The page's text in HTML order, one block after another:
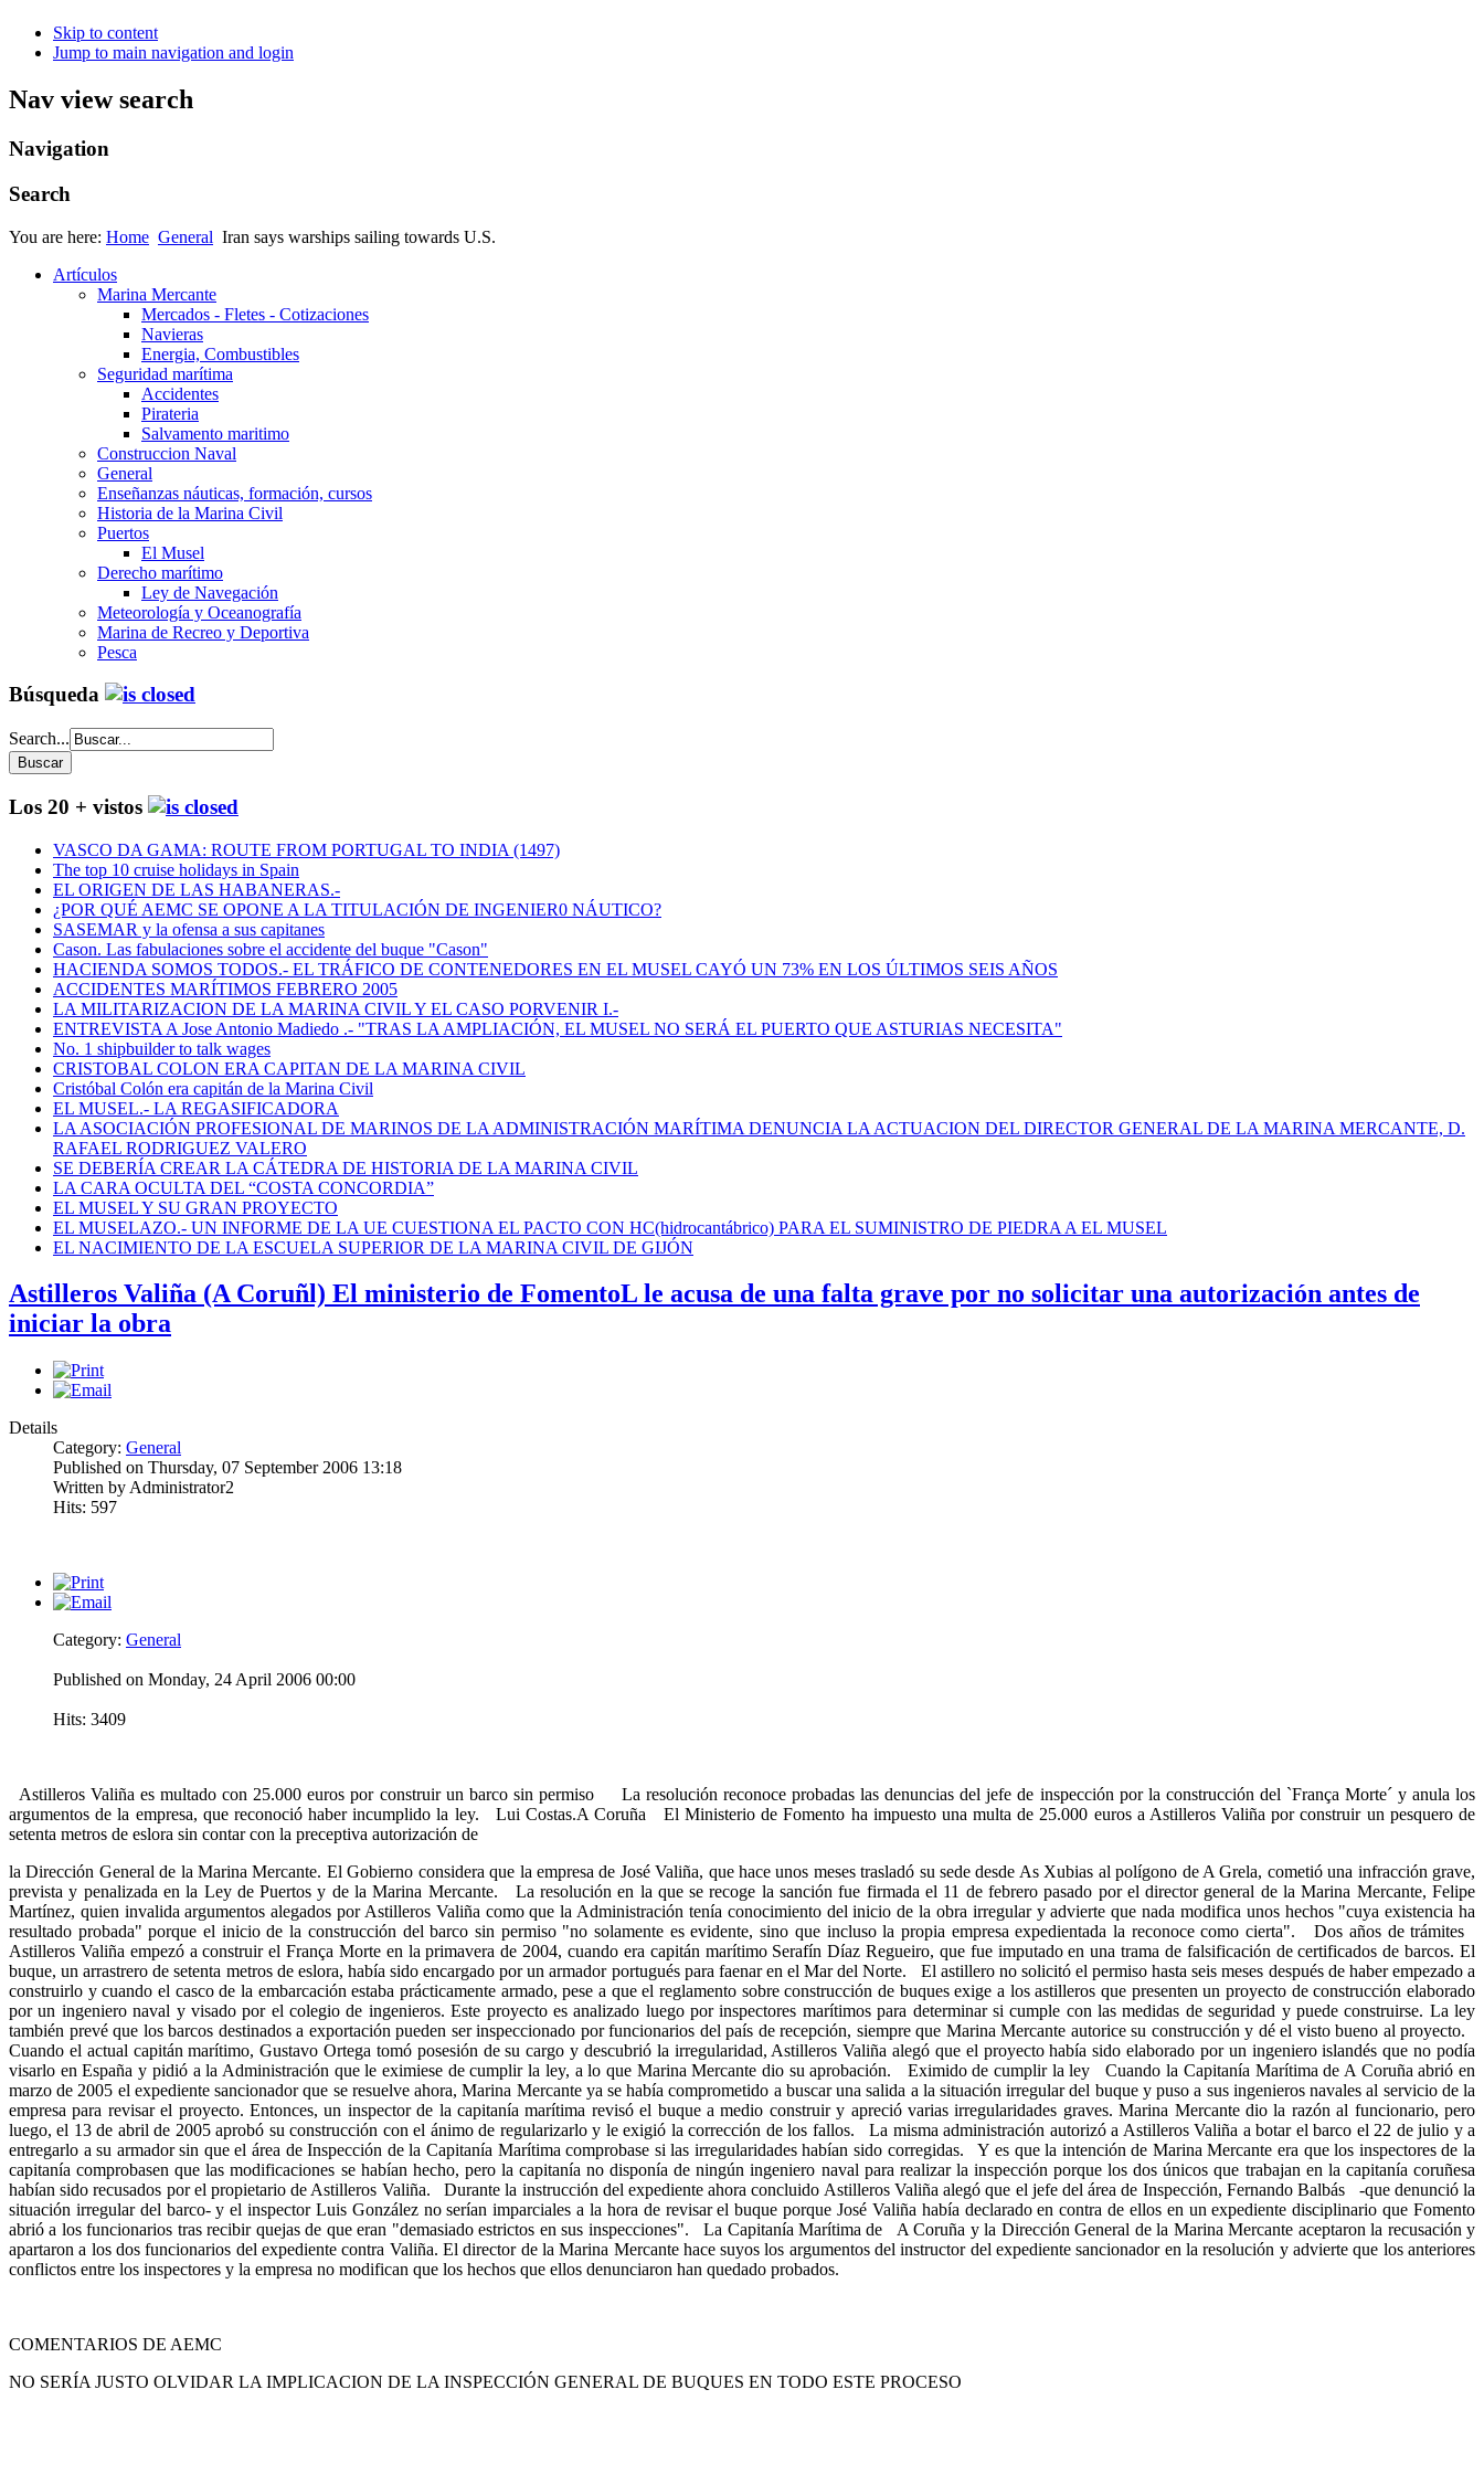
Skip to content
Jump to main navigation and login
Nav view search
Navigation
Search
You are here: Home General Iran says warships sailing towards U.S.
Artículos
Marina Mercante
Mercados - Fletes - Cotizaciones
Navieras
Energia, Combustibles
Seguridad marítima
Accidentes
Pirateria
Salvamento maritimo
Construccion Naval
General
Enseñanzas náuticas, formación, cursos
Historia de la Marina Civil
Puertos
El Musel
Derecho marítimo
Ley de Navegación
Meteorología y Oceanografía
Marina de Recreo y Deportiva
Pesca
Búsqueda
Search...
Los 20 + vistos
VASCO DA GAMA: ROUTE FROM PORTUGAL TO INDIA (1497)
The top 10 cruise holidays in Spain
EL ORIGEN DE LAS HABANERAS.-
¿POR QUÉ AEMC SE OPONE A LA TITULACIÓN DE INGENIER0 NÁUTICO?
SASEMAR y la ofensa a sus capitanes
Cason. Las fabulaciones sobre el accidente del buque "Cason"
HACIENDA SOMOS TODOS.- EL TRÁFICO DE CONTENEDORES EN EL MUSEL CAYÓ UN 73% EN LOS ÚLTIMOS SEIS AÑOS
ACCIDENTES MARÍTIMOS FEBRERO 2005
LA MILITARIZACION DE LA MARINA CIVIL Y EL CASO PORVENIR I.-
ENTREVISTA A Jose Antonio Madiedo .- "TRAS LA AMPLIACIÓN, EL MUSEL NO SERÁ EL PUERTO QUE ASTURIAS NECESITA"
No. 1 shipbuilder to talk wages
CRISTOBAL COLON ERA CAPITAN DE LA MARINA CIVIL
Cristóbal Colón era capitán de la Marina Civil
EL MUSEL.- LA REGASIFICADORA
LA ASOCIACIÓN PROFESIONAL DE MARINOS DE LA ADMINISTRACIÓN MARÍTIMA DENUNCIA LA ACTUACION DEL DIRECTOR GENERAL DE LA MARINA MERCANTE, D.
RAFAEL RODRIGUEZ VALERO
SE DEBERÍA CREAR LA CÁTEDRA DE HISTORIA DE LA MARINA CIVIL
LA CARA OCULTA DEL “COSTA CONCORDIA”
EL MUSEL Y SU GRAN PROYECTO
EL MUSELAZO.- UN INFORME DE LA UE CUESTIONA EL PACTO CON HC(hidrocantábrico) PARA EL SUMINISTRO DE PIEDRA A EL MUSEL
EL NACIMIENTO DE LA ESCUELA SUPERIOR DE LA MARINA CIVIL DE GIJÓN
Astilleros Valiña (A Coruñl) El ministerio de FomentoL le acusa de una falta grave por no solicitar una autorización antes de
iniciar la obra
Details
Category: General
Published on Thursday, 07 September 2006 13:18
Written by Administrator2
Hits: 597
Category: General
Published on Monday, 24 April 2006 00:00
Hits: 3409
Astilleros Valiña es multado con 25.000 euros por construir un barco sin permiso La resolución reconoce probadas las denuncias del jefe de inspección por la construcción del `França Morte´ y anula los
argumentos de la empresa, que reconoció haber incumplido la ley. Lui Costas.A Coruña El Ministerio de Fomento ha impuesto una multa de 25.000 euros a Astilleros Valiña por construir un pesquero de
setenta metros de eslora sin contar con la preceptiva autorización de
la Dirección General de la Marina Mercante. El Gobierno considera que la empresa de José Valiña, que hace unos meses trasladó su sede desde As Xubias al polígono de A Grela, cometió una infracción grave,
prevista y penalizada en la Ley de Puertos y de la Marina Mercante. La resolución en la que se recoge la sanción fue firmada el 11 de febrero pasado por el director general de la Marina Mercante, Felipe
Martínez, quien invalida argumentos alegados por Astilleros Valiña como que la Administración tenía conocimiento del inicio de la obra irregular y advierte que nada modifica unos hechos "cuya existencia ha
resultado probada" porque el inicio de la construcción del barco sin permiso "no solamente es evidente, sino que incluso la propia empresa expedientada la reconoce como cierta". Dos años de trámites
Astilleros Valiña empezó a construir el França Morte en la primavera de 2004, cuando era capitán marítimo Serafín Díaz Regueiro, que fue imputado en una trama de falsificación de certificados de barcos. El
buque, un arrastrero de setenta metros de eslora, había sido encargado por un armador portugués para faenar en el Mar del Norte. El astillero no solicitó el permiso hasta seis meses después de haber empezado a
construirlo y cuando el casco de la embarcación estaba prácticamente armado, pese a que el reglamento sobre construcción de buques exige a los astilleros que presenten un proyecto de construcción elaborado
por un ingeniero naval y visado por el colegio de ingenieros. Este proyecto es analizado luego por inspectores marítimos para determinar si cumple con las medidas de seguridad y puede construirse. La ley
también prevé que los barcos destinados a exportación pueden ser inspeccionado por funcionarios del país de recepción, siempre que Marina Mercante autorice su construcción y dé el visto bueno al proyecto.
Cuando el actual capitán marítimo, Gustavo Ortega tomó posesión de su cargo y descubrió la irregularidad, Astilleros Valiña alegó que el proyecto había sido elaborado por un ingeniero islandés que no podía
visarlo en España y pidió a la Administración que le eximiese de cumplir la ley, a lo que Marina Mercante dio su aprobación. Eximido de cumplir la ley Cuando la Capitanía Marítima de A Coruña abrió en
marzo de 2005 el expediente sancionador que se resuelve ahora, Marina Mercante ya se había comprometido a buscar una salida a la situación irregular del buque y puso a sus ingenieros navales al servicio de la
empresa para revisar el proyecto. Entonces, un inspector de la capitanía marítima revisó el buque a medio construir y apreció varias irregularidades graves. Marina Mercante dio la razón al funcionario, pero
luego, el 13 de abril de 2005 aprobó su construcción con el ánimo de regularizarlo y le exigió la corrección de los fallos. La misma administración autorizó a Astilleros Valiña a botar el barco el 22 de julio y a
entregarlo a su armador sin que el área de Inspección de la Capitanía Marítima comprobase si las irregularidades habían sido corregidas. Y es que la intención de Marina Mercante era que los inspectores de la
capitanía comprobasen que las modificaciones se habían hecho, pero la capitanía no disponía de ningún ingeniero naval para realizar la inspección porque los dos únicos que trabajan en la capitanía coruñesa
habían sido recusados por el propietario de Astilleros Valiña. Durante la instrucción del expediente ahora concluido Astilleros Valiña alegó que el jefe del área de Inspección, Fernando Balbás -que denunció la
situación irregular del barco- y el inspector Luis González no serían imparciales a la hora de revisar el buque porque José Valiña había declarado en contra de ellos en un expediente disciplinario que Fomento
abrió a los funcionarios tras recibir quejas de que eran "demasiado estrictos en sus inspecciones". La Capitanía Marítima de A Coruña y la Dirección General de la Marina Mercante aceptaron la recusación y
apartaron a los dos funcionarios del expediente contra Valiña. El director de la Marina Mercante hace suyos los argumentos del instructor del expediente sancionador en la resolución y advierte que los anteriores
conflictos entre los inspectores y la empresa no modifican que los hechos que ellos denunciaron han quedado probados.
COMENTARIOS DE AEMC
NO SERÍA JUSTO OLVIDAR LA IMPLICACION DE LA INSPECCIÓN GENERAL DE BUQUES EN TODO ESTE PROCESO